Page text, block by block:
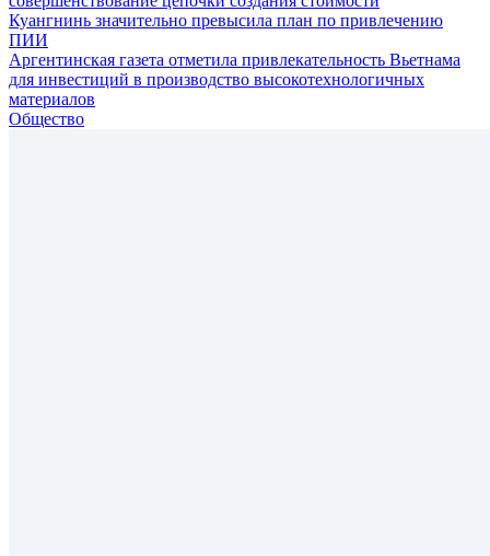
Куангнинь значительно превысила план по привлечению
ПИИ
Аргентинская газета отметила привлекательность Вьетнама
для инвестиций в производство высокотехнологичных
материалов
Общество